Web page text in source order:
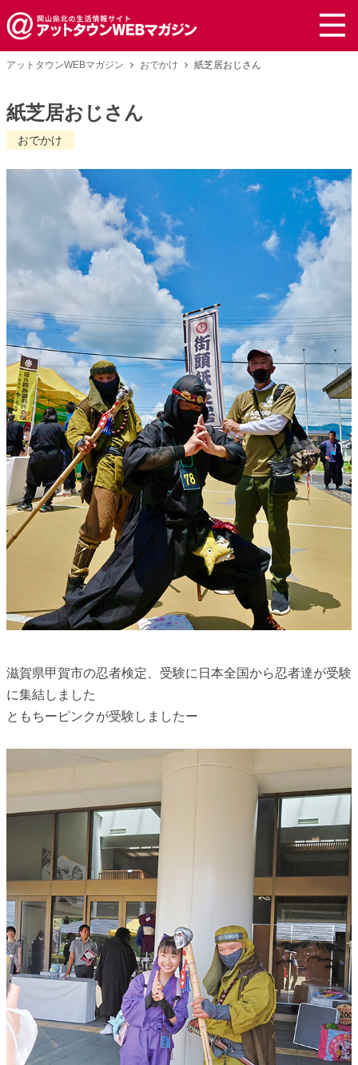
アットタウンWEBマガジン おでかけ 紙芝居おじさん
紙芝居おじさん
おでかけ
滋賀県甲賀市の忍者検定、受験に日本全国から忍者達が受験
に集結しました
ともちーピンクが受験しましたー